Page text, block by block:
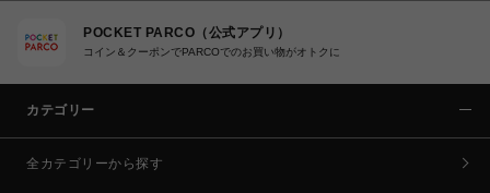
POCKET PARCO（公式アプリ）
コイン＆クーポンでPARCOでのお買い物がオトクに
カテゴリー
全カテゴリーから探す